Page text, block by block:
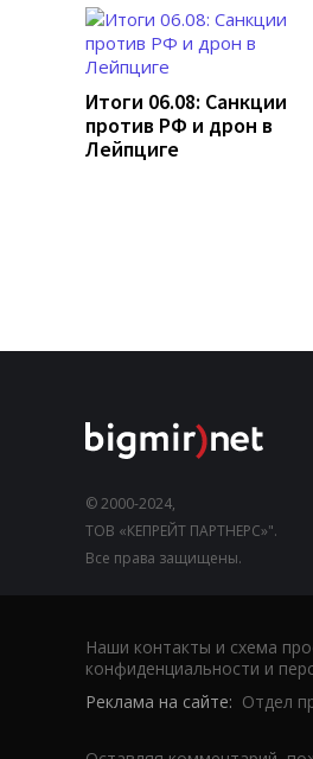
Итоги 06.08: Санкции
против РФ и дрон в
Лейпциге
© 2000-2024,
ТОВ «КЕПРЕЙТ ПАРТНЕРС»".
Все права защищены.
Наши контакты и схема
конфиденциальности и
Реклама на сайте: Отдел